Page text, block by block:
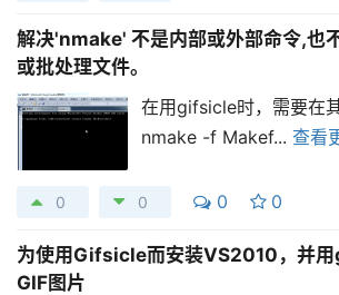
解决'nmake' 不是内部或外部命令,也
或批处理文件。
在用gifsicle时，需要在
nmake -f Makef... 查看
0 0 0 0
为使用Gifsicle而安装VS2010，并
GIF图片